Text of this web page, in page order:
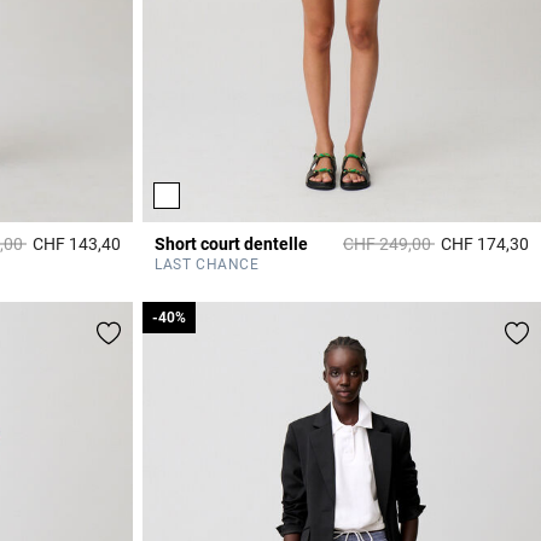
à partir de
àCHF 143,40 5 out of 5 Customer Rating
Short court dentelle Prix réduit à partir de
CHF 249,00àCHF 174,30
LAST CHANCE
-40%
-40%